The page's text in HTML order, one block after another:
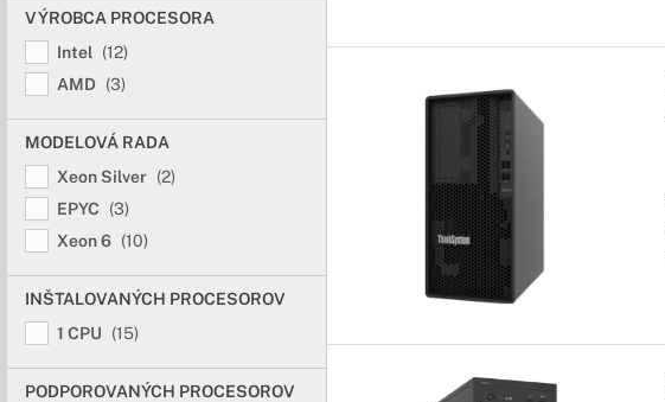
VÝROBCA PROCESORA
Intel
(12)
AMD (3)
MODELOVÁ RADA
Xeon Silver (2)
EPYC
(3)
Xeon 6 (10)
INŠTALOVANÝCH PROCESOROV
1 CPU
(15)
PODPOROVANÝCH PROCESOROV